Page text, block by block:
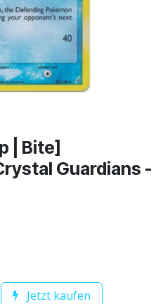
| Bite]
Guardians -
Jetzt kaufen